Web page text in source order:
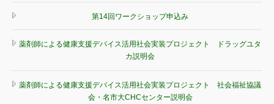
第14回ワークショップ申込み
薬剤師による健康支援デバイス活用社会実装プロジェクト ドラッグユタ
カ説明会
薬剤師による健康支援デバイス活用社会実装プロジェクト 社会福祉協議
会・名市大CHCセンター説明会